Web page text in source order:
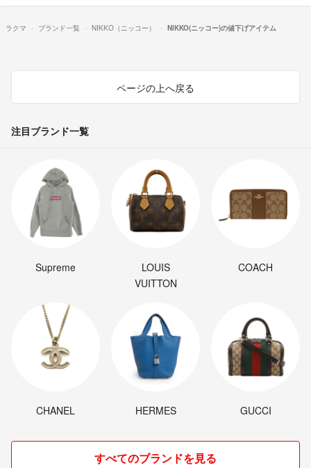
ラクマ ブランド一覧 NIKKO（ニッコー） NIKKO(ニッコー)の値下げアイテム
ページの上へ戻る
注目ブランド一覧
Supreme
LOUIS
VUITTON
COACH
CHANEL HERMES GUCCI
すべてのブランドを見る